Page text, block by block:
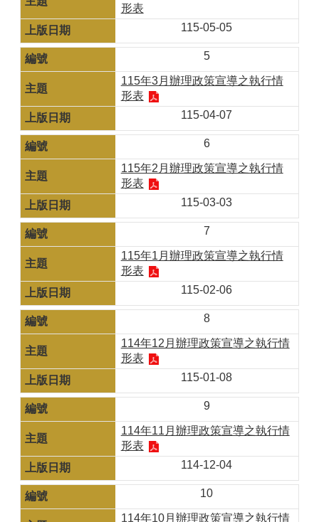
形表
115-05-05
5
115年3月辦理政策宣導之執行情
形表
115-04-07
6
115年2月辦理政策宣導之執行情
形表
115-03-03
7
115年1月辦理政策宣導之執行情
形表
115-02-06
8
114年12月辦理政策宣導之執行情
形表
115-01-08
9
114年11月辦理政策宣導之執行情
形表
114-12-04
10
114年10月辦理政策宣導之執行情